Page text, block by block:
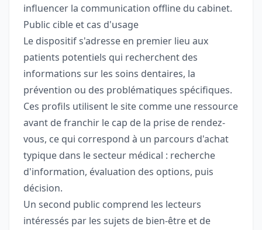
influencer la communication offline du cabinet.
Public cible et cas d'usage
Le dispositif s'adresse en premier lieu aux
patients potentiels qui recherchent des
informations sur les soins dentaires, la
prévention ou des problématiques spécifiques.
Ces profils utilisent le site comme une ressource
avant de franchir le cap de la prise de rendez-
vous, ce qui correspond à un parcours d'achat
typique dans le secteur médical : recherche
d'information, évaluation des options, puis
décision.
Un second public comprend les lecteurs
intéressés par les sujets de bien-être et de